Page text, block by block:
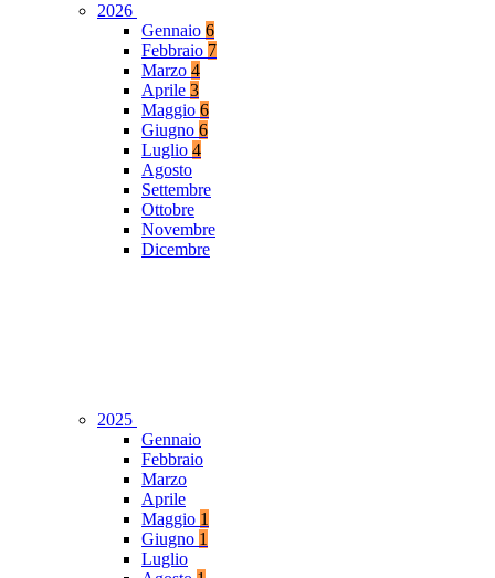
2026
Gennaio 6
Febbraio 7
Marzo 4
Aprile 3
Maggio 6
Giugno 6
Luglio 4
Agosto
Settembre
Ottobre
Novembre
Dicembre
2025
Gennaio
Febbraio
Marzo
Aprile
Maggio 1
Giugno 1
Luglio